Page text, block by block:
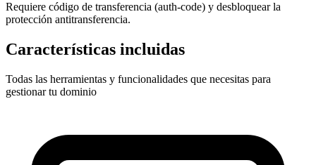
Requiere código de transferencia (auth-code) y desbloquear la
protección antitransferencia.
Características incluidas
Todas las herramientas y funcionalidades que necesitas para
gestionar tu dominio